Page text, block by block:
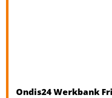
Ondis24 Werkbank